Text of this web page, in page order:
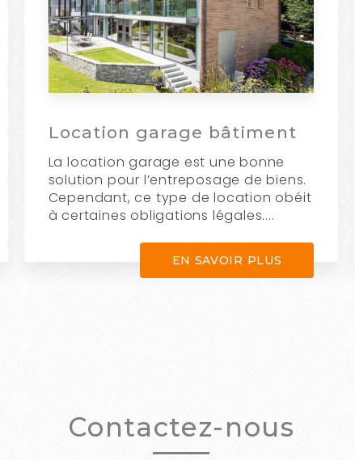
Location garage bâtiment
La location garage est une bonne
solution pour l’entreposage de biens.
Cependant, ce type de location obéit
à certaines obligations légales....
EN SAVOIR PLUS
Contactez-nous